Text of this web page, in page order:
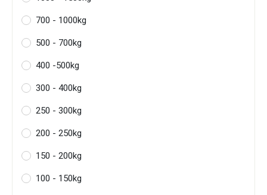
700 - 1000kg
500 - 700kg
400 -500kg
300 - 400kg
250 - 300kg
200 - 250kg
150 - 200kg
100 - 150kg